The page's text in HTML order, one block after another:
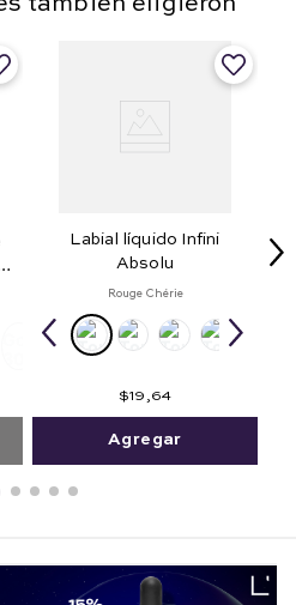
también eligieron
Golden
Labial líquido Infini
Absolu
Rouge Chérie
$19 ,64
Agregar